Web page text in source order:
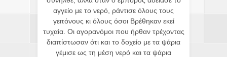
αγγείο με το νερό, ράντισε όλους τους
γειτόνους κι όλους όσοι Βρέθηκαν εκεί
τυχαία. Οι αγορανόμοι που ήρθαν τρέχοντας
διαπίστωσαν ότι και το δοχείο με τα ψάρια
γέμισε ως τη μέση νερό και τα ψάρια